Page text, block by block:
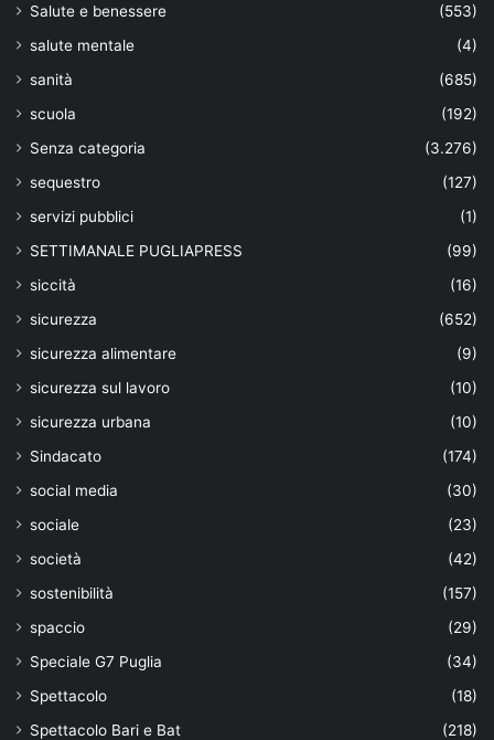
Salute e benessere
(553)
salute mentale
(4)
sanità
(685)
scuola
(192)
Senza categoria
(3.276)
sequestro
(127)
servizi pubblici
(1)
SETTIMANALE PUGLIAPRESS
(99)
siccità
(16)
sicurezza
(652)
sicurezza alimentare
(9)
sicurezza sul lavoro
(10)
sicurezza urbana
(10)
Sindacato
(174)
social media
(30)
sociale
(23)
società
(42)
sostenibilità
(157)
spaccio
(29)
Speciale G7 Puglia
(34)
Spettacolo
(18)
Spettacolo Bari e Bat
(218)